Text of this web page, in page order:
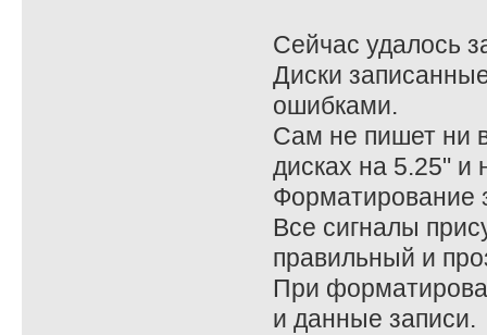
Сейчас удалось
Диски
ошибками.
Сам не пишет ни
дисках на 5.25" и
Форматирование
Все сигналы
правильный и
При
и данные записи.